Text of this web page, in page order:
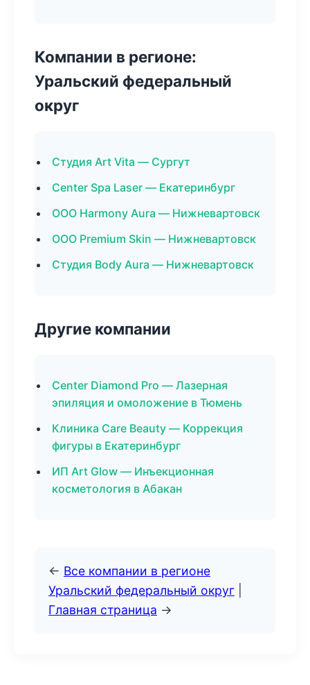
Компании в регионе:
Уральский федеральный
округ
Студия Art Vita — Сургут
Center Spa Laser — Екатеринбург
ООО Harmony Aura — Нижневартовск
ООО Premium Skin — Нижневартовск
Студия Body Aura — Нижневартовск
Другие компании
Center Diamond Pro — Лазерная
эпиляция и омоложение в Тюмень
Клиника Care Beauty — Коррекция
фигуры в Екатеринбург
ИП Art Glow — Инъекционная
косметология в Абакан
← Все компании в регионе
Уральский федеральный округ
Главная страница →